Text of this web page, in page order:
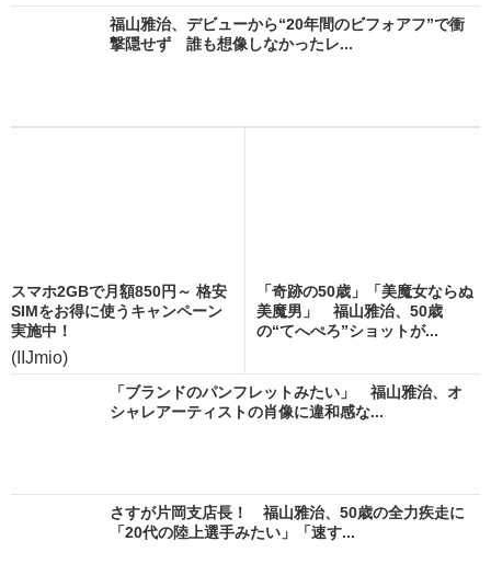
福山雅治、デビューから“20年間のビフォアフ”で衝
撃隠せず 誰も想像しなかったレ...
スマホ2GBで月額850円～ 格安
SIMをお得に使うキャンペーン
実施中！
(IIJmio)
「奇跡の50歳」「美魔女ならぬ
美魔男」 福山雅治、50歳
の“てへぺろ”ショットが...
「ブランドのパンフレットみたい」 福山雅治、オ
シャレアーティストの肖像に違和感な...
さすが片岡支店長！ 福山雅治、50歳の全力疾走に
「20代の陸上選手みたい」「速す...